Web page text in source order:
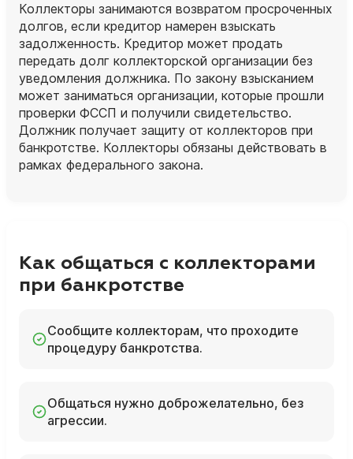
Коллекторы занимаются возвратом просроченных
долгов, если кредитор намерен взыскать
задолженность. Кредитор может продать
передать долг коллекторской организации без
уведомления должника. По закону взысканием
может заниматься организации, которые прошли
проверки ФССП и получили свидетельство.
Должник получает защиту от коллекторов при
банкротстве. Коллекторы обязаны действовать в
рамках федерального закона.
Как общаться с коллекторами
при банкротстве
Сообщите коллекторам, что проходите
процедуру банкротства.
Общаться нужно доброжелательно, без
агрессии.